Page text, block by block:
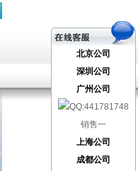
北京公司
深圳公司
广州公司
销售一
上海公司
成都公司